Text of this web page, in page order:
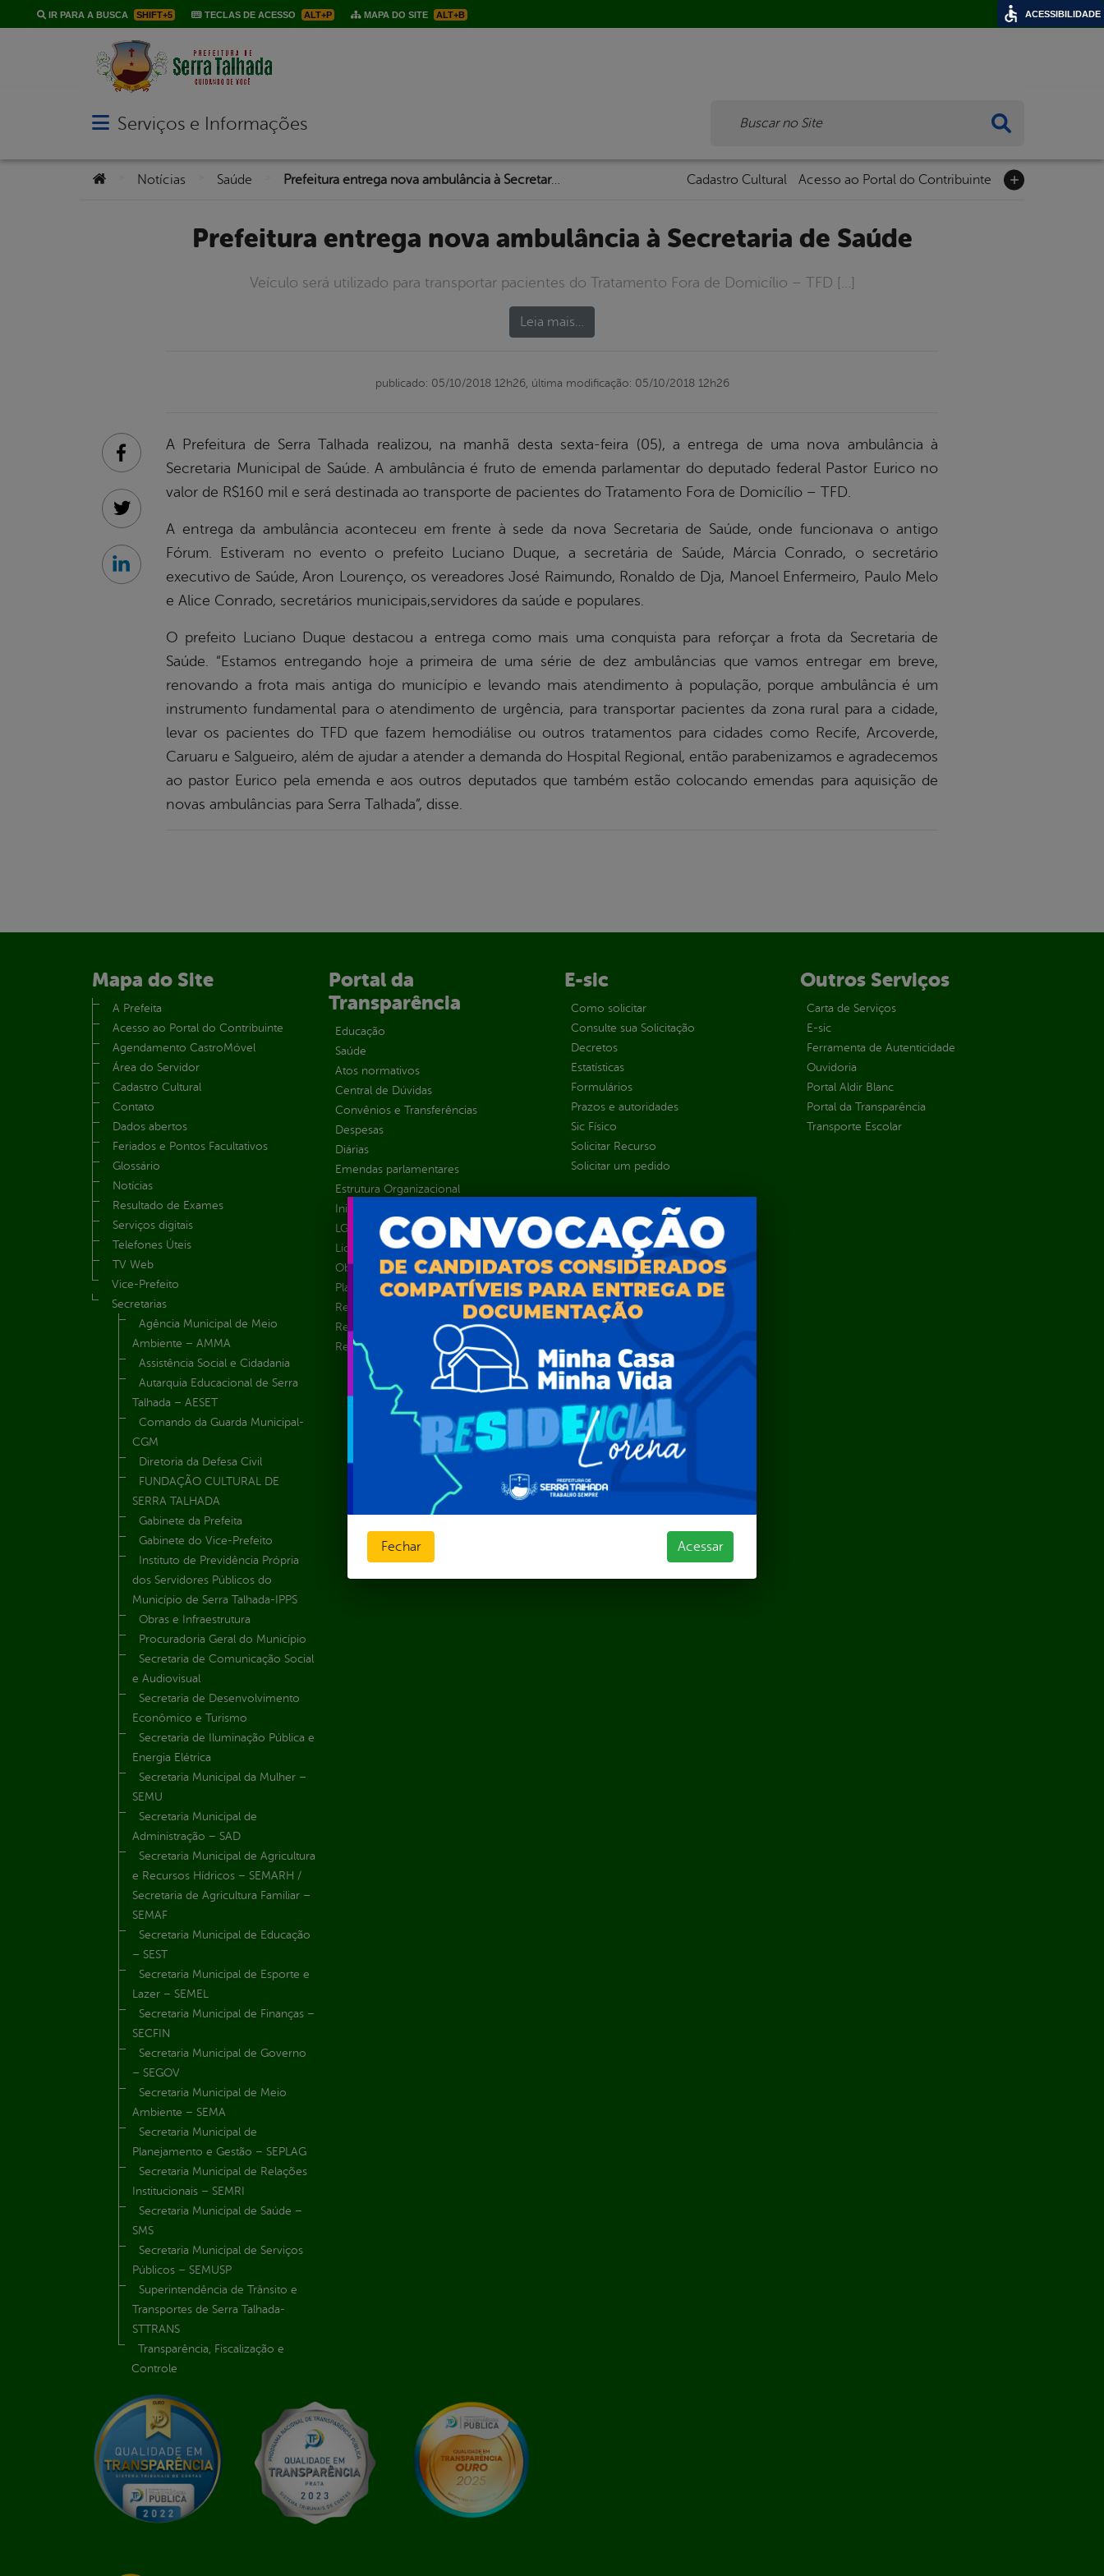
IR PARA A BUSCA SHIFT+5 TECLAS DE ACESSO ALT+P MAPA DO SITE ALT+B
Abrir menu principal de navegação
Serviços e Informações
Você está aqui:
Notícias Saúde Prefeitura entrega nova ambulância à Secretaria de Saúde Cadastro Cultural Acesso ao Portal do Contribuinte
Prefeitura entrega nova ambulância à Secretaria de Saúde
Veículo será utilizado para transportar pacientes do Tratamento Fora de Domicílio – TFD […]
Leia mais…
publicado: 05/10/2018 12h26, última modificação: 05/10/2018 12h26
A Prefeitura de Serra Talhada realizou, na manhã desta sexta-feira (05), a entrega de uma nova ambulância à
Secretaria Municipal de Saúde. A ambulância é fruto de emenda parlamentar do deputado federal Pastor Eurico no
valor de R$160 mil e será destinada ao transporte de pacientes do Tratamento Fora de Domicílio – TFD.
A entrega da ambulância aconteceu em frente à sede da nova Secretaria de Saúde, onde funcionava o antigo
Fórum. Estiveram no evento o prefeito Luciano Duque, a secretária de Saúde, Márcia Conrado, o secretário
executivo de Saúde, Aron Lourenço, os vereadores José Raimundo, Ronaldo de Dja, Manoel Enfermeiro, Paulo Melo
e Alice Conrado, secretários municipais,servidores da saúde e populares.
O prefeito Luciano Duque destacou a entrega como mais uma conquista para reforçar a frota da Secretaria de
Saúde. “Estamos entregando hoje a primeira de uma série de dez ambulâncias que vamos entregar em breve,
renovando a frota mais antiga do município e levando mais atendimento à população, porque ambulância é um
instrumento fundamental para o atendimento de urgência, para transportar pacientes da zona rural para a cidade,
levar os pacientes do TFD que fazem hemodiálise ou outros tratamentos para cidades como Recife, Arcoverde,
Caruaru e Salgueiro, além de ajudar a atender a demanda do Hospital Regional, então parabenizamos e agradecemos
ao pastor Eurico pela emenda e aos outros deputados que também estão colocando emendas para aquisição de
novas ambulâncias para Serra Talhada”, disse.
Facebook
Twitter
Linkedin
Mapa do Site
A Prefeita
Acesso ao Portal do Contribuinte
Agendamento CastroMóvel
Área do Servidor
Cadastro Cultural
Contato
Dados abertos
Feriados e Pontos Facultativos
Glossário
Notícias
Resultado de Exames
Serviços digitais
Telefones Úteis
TV Web
Vice-Prefeito
Secretarias
Agência Municipal de Meio
Ambiente – AMMA
Assistência Social e Cidadania
Autarquia Educacional de Serra
Talhada – AESET
Comando da Guarda Municipal-
CGM
Diretoria da Defesa Civil
FUNDAÇÃO CULTURAL DE
SERRA TALHADA
Gabinete da Prefeita
Gabinete do Vice-Prefeito
Instituto de Previdência Própria
dos Servidores Públicos do
Município de Serra Talhada-IPPS
Obras e Infraestrutura
Procuradoria Geral do Município
Secretaria de Comunicação Social
e Audiovisual
Secretaria de Desenvolvimento
Econômico e Turismo
Secretaria de Iluminação Pública e
Energia Elétrica
Secretaria Municipal da Mulher –
SEMU
Secretaria Municipal de
Administração – SAD
Secretaria Municipal de Agricultura
e Recursos Hídricos – SEMARH /
Secretaria de Agricultura Familiar –
SEMAF
Secretaria Municipal de Educação
– SEST
Secretaria Municipal de Esporte e
Lazer – SEMEL
Secretaria Municipal de Finanças –
SECFIN
Secretaria Municipal de Governo
– SEGOV
Secretaria Municipal de Meio
Ambiente – SEMA
Secretaria Municipal de
Planejamento e Gestão – SEPLAG
Secretaria Municipal de Relações
Institucionais – SEMRI
Secretaria Municipal de Saúde –
SMS
Secretaria Municipal de Serviços
Públicos – SEMUSP
Superintendência de Trânsito e
Transportes de Serra Talhada-
STTRANS
Transparência, Fiscalização e
Controle
Portal da
Transparência
Educação
Saúde
Atos normativos
Central de Dúvidas
Convênios e Transferências
Despesas
Diárias
Emendas parlamentares
Estrutura Organizacional
Inicio
LGPD e Governo Digital
Licitações e Contratos
Obras Públicas
Planejamento e Prestação de Contas
Receitas
Recursos Humanos
Renúncias de Receitas
E-sic
Como solicitar
Consulte sua Solicitação
Decretos
Estatísticas
Formulários
Prazos e autoridades
Sic Físico
Solicitar Recurso
Solicitar um pedido
Outros Serviços
Carta de Serviços
E-sic
Ferramenta de Autenticidade
Ouvidoria
Portal Aldir Blanc
Portal da Transparência
Transporte Escolar
Fechar Acessar
ACESSIBILIDADE